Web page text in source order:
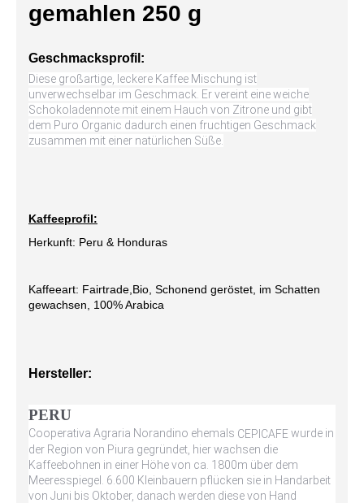
gemahlen 250 g
Geschmacksprofil:
Diese großartige, leckere Kaffee Mischung ist
unverwechselbar im Geschmack. Er vereint eine weiche
Schokoladennote mit einem Hauch von Zitrone und gibt
dem Puro Organic dadurch einen fruchtigen Geschmack
zusammen mit einer natürlichen Süße.
Kaffeeprofil:
Herkunft: Peru & Honduras
Kaffeeart: Fairtrade,Bio, Schonend geröstet, im Schatten
gewachsen, 100% Arabica
Hersteller:
PERU
Cooperativa Agraria Norandino ehemals CEPICAFE wurde in
der Region von Piura gegründet, hier wachsen die
Kaffeebohnen in einer Höhe von ca. 1800m über dem
Meeresspiegel. 6.600 Kleinbauern pflücken sie in Handarbeit
von Juni bis Oktober, danach werden diese von Hand